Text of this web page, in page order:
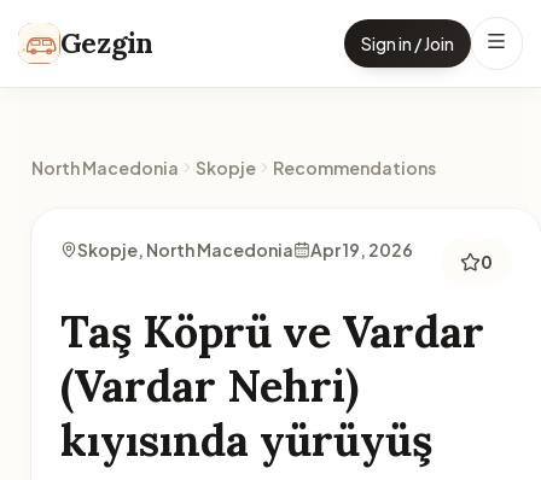
Gezgin Sign in / Join
North Macedonia Skopje Recommendations
Skopje, North Macedonia Apr 19, 2026
0
Taş Köprü ve Vardar
(Vardar Nehri)
kıyısında yürüyüş